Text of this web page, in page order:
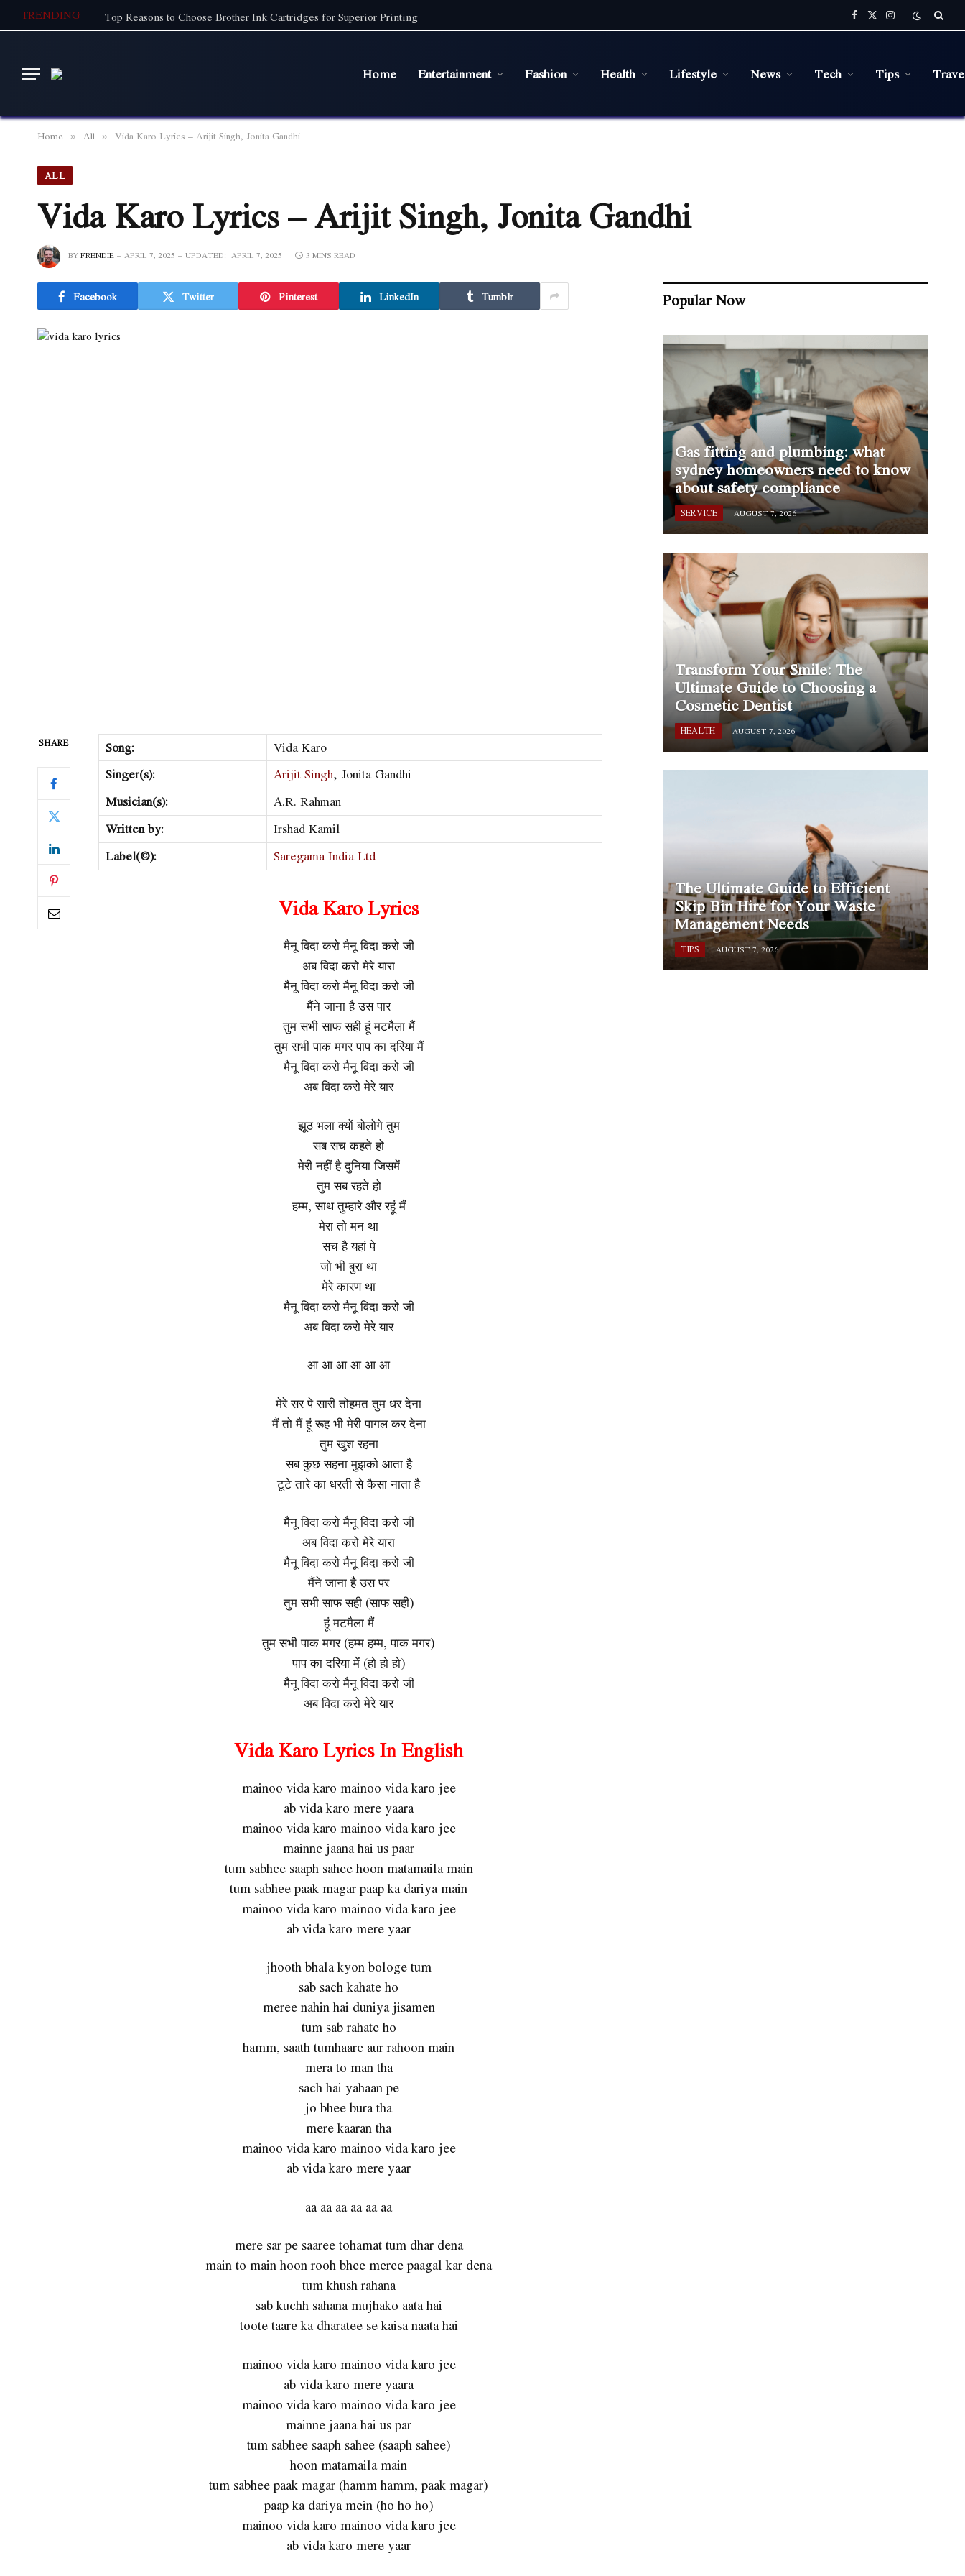
TRENDING Top Reasons to Choose Brother Ink Cartridges for Superior Printing Facebook
X
(Twitter)
Instagram
Home Entertainment Fashion Health Lifestyle News Tech Tips
Home » All » Vida Karo Lyrics – Arijit Singh, Jonita Gandhi
ALL
Vida Karo Lyrics – Arijit Singh, Jonita Gandhi
BYFRENDIE APRIL 7, 2025 UPDATED: APRIL 7, 2025 3 MINS READ
Facebook Twitter Pinterest LinkedIn Tumblr
SHARE Song:
Vida Karo
Singer(s):
Arijit Singh, Jonita Gandhi
Musician(s):
A.R. Rahman
Written by:
Irshad Kamil
Label(©):
Saregama India Ltd
Vida Karo Lyrics
मैनू विदा करो मैनू विदा करो जी
अब विदा करो मेरे यारा
मैनू विदा करो मैनू विदा करो जी
मैंने जाना है उस पार
तुम सभी साफ सही हूं मटमैला मैं
तुम सभी पाक मगर पाप का दरिया मैं
मैनू विदा करो मैनू विदा करो जी
अब विदा करो मेरे यार
झूठ भला क्यों बोलोगे तुम
सब सच कहते हो
मेरी नहीं है दुनिया जिसमें
तुम सब रहते हो
हम्म, साथ तुम्हारे और रहूं मैं
मेरा तो मन था
सच है यहां पे
जो भी बुरा था
मेरे कारण था
मैनू विदा करो मैनू विदा करो जी
अब विदा करो मेरे यार
आ आ आ आ आ आ
मेरे सर पे सारी तोहमत तुम धर देना
मैं तो मैं हूं रूह भी मेरी पागल कर देना
तुम खुश रहना
सब कुछ सहना मुझको आता है
टूटे तारे का धरती से कैसा नाता है
मैनू विदा करो मैनू विदा करो जी
अब विदा करो मेरे यारा
मैनू विदा करो मैनू विदा करो जी
मैंने जाना है उस पर
तुम सभी साफ सही (साफ सही)
हूं मटमैला मैं
तुम सभी पाक मगर (हम्म हम्म, पाक मगर)
पाप का दरिया में (हो हो हो)
मैनू विदा करो मैनू विदा करो जी
अब विदा करो मेरे यार
Vida Karo Lyrics In English
mainoo vida karo mainoo vida karo jee
ab vida karo mere yaara
mainoo vida karo mainoo vida karo jee
mainne jaana hai us paar
tum sabhee saaph sahee hoon matamaila main
tum sabhee paak magar paap ka dariya main
mainoo vida karo mainoo vida karo jee
ab vida karo mere yaar
jhooth bhala kyon bologe tum
sab sach kahate ho
meree nahin hai duniya jisamen
tum sab rahate ho
hamm, saath tumhaare aur rahoon main
mera to man tha
sach hai yahaan pe
jo bhee bura tha
mere kaaran tha
mainoo vida karo mainoo vida karo jee
ab vida karo mere yaar
aa aa aa aa aa aa
mere sar pe saaree tohamat tum dhar dena
main to main hoon rooh bhee meree paagal kar dena
tum khush rahana
sab kuchh sahana mujhako aata hai
toote taare ka dharatee se kaisa naata hai
mainoo vida karo mainoo vida karo jee
ab vida karo mere yaara
mainoo vida karo mainoo vida karo jee
mainne jaana hai us par
tum sabhee saaph sahee (saaph sahee)
hoon matamaila main
tum sabhee paak magar (hamm hamm, paak magar)
paap ka dariya mein (ho ho ho)
mainoo vida karo mainoo vida karo jee
ab vida karo mere yaar
Popular Now
Gas fitting and plumbing: what
sydney homeowners need to know
about safety compliance
SERVICE AUGUST 7, 2026
Transform Your Smile: The
Ultimate Guide to Choosing a
Cosmetic Dentist
HEALTH AUGUST 7, 2026
The Ultimate Guide to Efficient
Skip Bin Hire for Your Waste
Management Needs
TIPS AUGUST 7, 2026